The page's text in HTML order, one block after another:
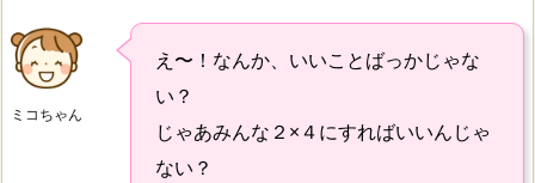
ミコちゃん
え〜！なんか、いいことばっかじゃな
い？
じゃあみんな２×４にすればいいんじゃ
ない？